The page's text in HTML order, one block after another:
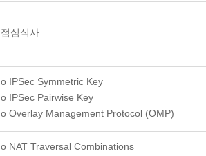
점심식사
o IPSec Symmetric Key
o IPSec Pairwise Key
o Overlay Management Protocol (OMP)
o NAT Traversal Combinations